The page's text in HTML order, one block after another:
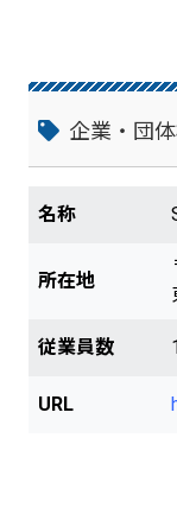
企業・団
名称
所在地
従業員数
URL